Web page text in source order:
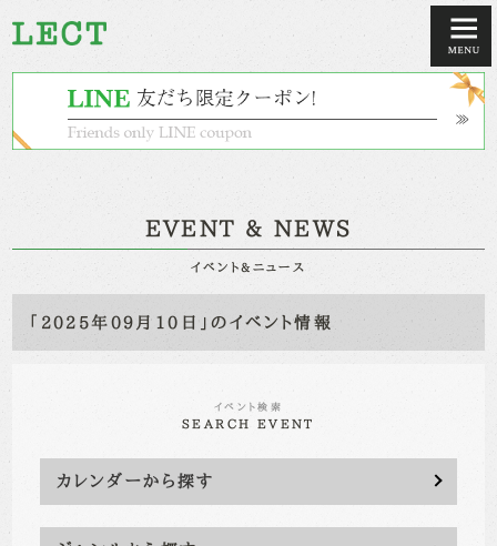
EVENT & NEWS
イベント&ニュース
「2025年09月10日」のイベント情報
イベント検索
SEARCH EVENT
カレンダーから探す